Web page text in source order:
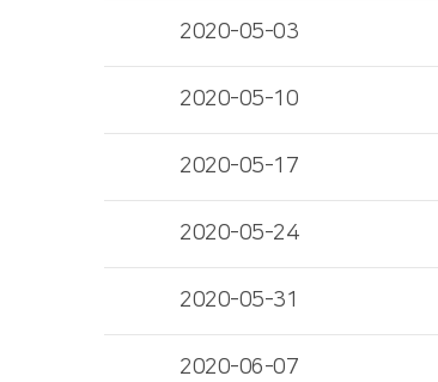
2020-05-03
2020-05-10
2020-05-17
2020-05-24
2020-05-31
2020-06-07